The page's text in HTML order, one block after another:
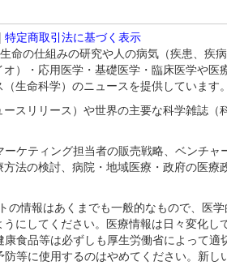
| 特定商取引法に基づく表示
の仕組みの研究や人の病気（疾患、疾
）・応用医学・基礎医学・臨床医学や
生命科学）のニュースを提供しています
スリリース）や世界の主要な科学雑誌
ケティング担当者の販売戦略、ベンチ
法の検討、病院・地域医療・政府の医
情報はあくまでも一般的なもので、医
にしてください。医療情報は日々変化
食品等は必ずしも厚生労働省によって
等に使用するのはやめてください。新